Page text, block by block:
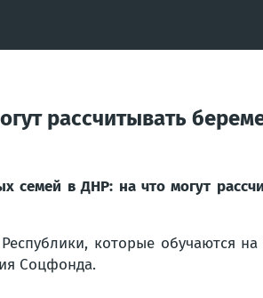
рассчитывать
семей в ДНР: на что могут
которые обучаются
Соцфонда.